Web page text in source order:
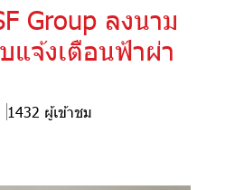
Group ลงนาม
แจ้งเตือนฟ้าผ่า
1432 ผู้เข้าชม